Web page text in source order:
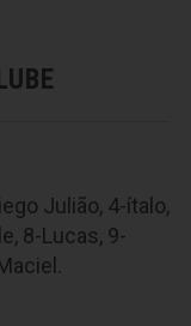
Julião, 4-ítalo,
8-Lucas, 9-